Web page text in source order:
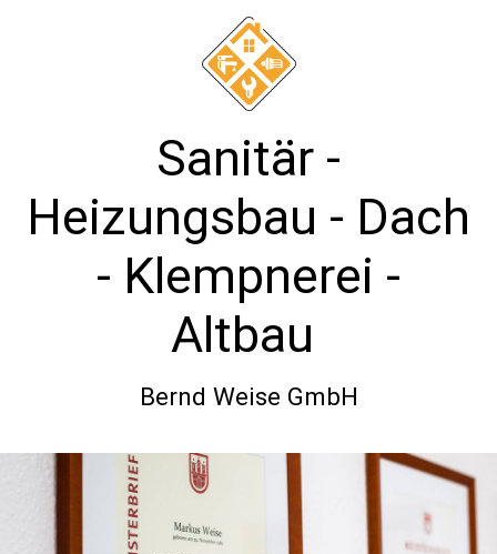
Sanitär -
Heizungsbau - Dach
- Klempnerei -
Altbau
Bernd Weise GmbH